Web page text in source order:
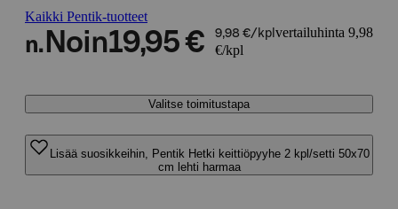
Kaikki Pentik-tuotteet
n. Noin19,95 € 9,98 €/kpl vertailuhinta 9,98
€/kpl
Valitse toimitustapa
Lisää suosikkeihin, Pentik Hetki keittiöpyyhe 2 kpl/setti 50x70
cm lehti harmaa